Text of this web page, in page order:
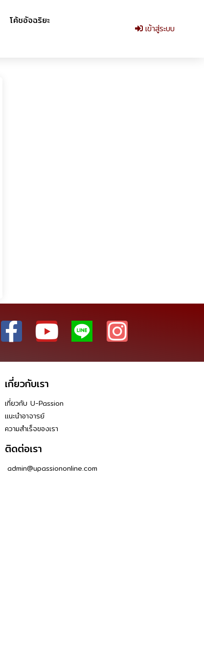
โค้ชอัจฉริยะ
เข้าสู่ระบบ
เกี่ยวกับเรา
เกี่ยวกับ U-Passion
แนะนำอาจารย์
ความสำเร็จของเรา
ติดต่อเรา
admin@upassiononline.com